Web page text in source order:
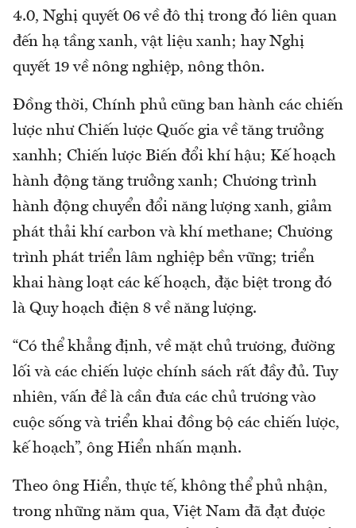
4.0, Nghị quyết 06 về đô thị trong đó liên quan
đến hạ tầng xanh, vật liệu xanh; hay Nghị
quyết 19 về nông nghiệp, nông thôn.
Đồng thời, Chính phủ cũng ban hành các chiến
lược như Chiến lược Quốc gia về tăng trưởng
xanhh; Chiến lược Biến đổi khí hậu; Kế hoạch
hành động tăng trưởng xanh; Chương trình
hành động chuyển đổi năng lượng xanh, giảm
phát thải khí carbon và khí methane; Chương
trình phát triển lâm nghiệp bền vững; triển
khai hàng loạt các kế hoạch, đặc biệt trong đó
là Quy hoạch điện 8 về năng lượng.
“Có thể khẳng định, về mặt chủ trương, đường
lối và các chiến lược chính sách rất đầy đủ. Tuy
nhiên, vấn đề là cần đưa các chủ trương vào
cuộc sống và triển khai đồng bộ các chiến lược,
kế hoạch”, ông Hiển nhấn mạnh.
Theo ông Hiển, thực tế, không thể phủ nhận,
trong những năm qua, Việt Nam đã đạt được